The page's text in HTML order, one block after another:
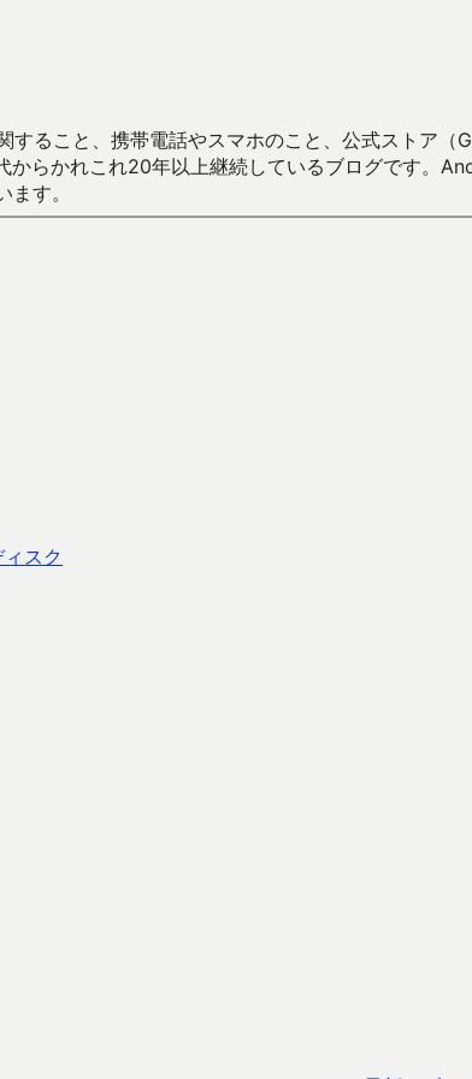
ること、携帯電話やスマホのこと、公式ストア
からかれこれ20年以上継続しているブログです。
す。
スク